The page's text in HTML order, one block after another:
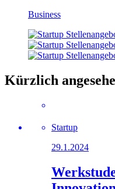
Business
Kürzlich
Startup
29.1.2024